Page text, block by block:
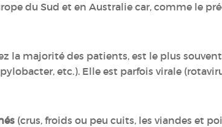
du Sud et en Australie car, comme le
la majorité des patients, est le plus souvent
etc.). Elle est parfois virale
(crus, froids ou peu cuits, les viandes et